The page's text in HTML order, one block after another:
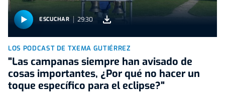
ESCUCHAR 29:30
LOS PODCAST DE TXEMA GUTIÉRREZ
"Las campanas siempre han avisado de
cosas importantes, ¿Por qué no hacer un
toque específico para el eclipse?"